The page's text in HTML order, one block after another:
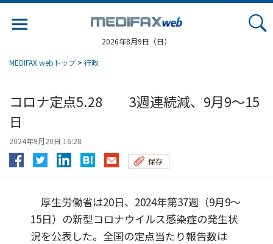
2026年8月9日（日）
MEDIFAX webトップ > 行政
コロナ定点5.28 3週連続減、9月9～15
日
2024年9月20日 16:28
保存
厚生労働省は20日、2024年第37週（9月9～
15日）の新型コロナウイルス感染症の発生状
況を公表した。全国の定点当たり報告数は